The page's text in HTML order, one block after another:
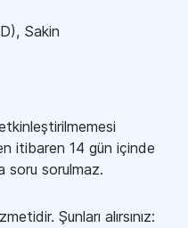
), Sakin
itibaren 14 gün içinde
soru sorulmaz.
Şunları alırsınız: